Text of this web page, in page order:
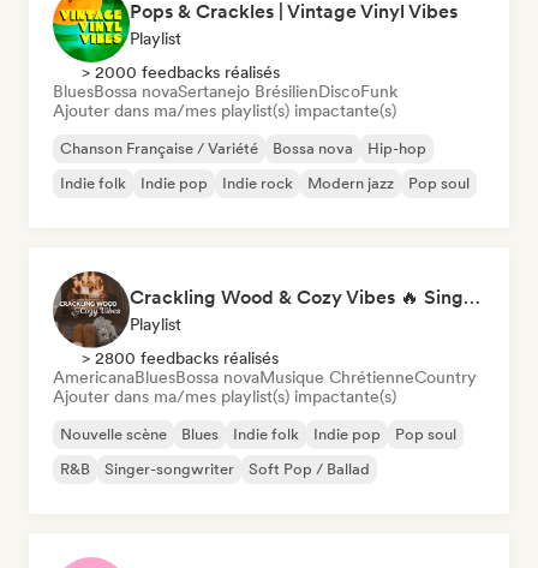
Pops & Crackles | Vintage Vinyl Vibes
Playlist
> 2000 feedbacks réalisés
BluesBossa novaSertanejo BrésilienDiscoFunk
Ajouter dans ma/mes playlist(s) impactante(s)
Chanson Française / Variété Bossa nova
Hip-hop
Indie folk
Indie pop Indie rock Modern jazz Pop soul
Crackling Wood & Cozy Vibes 🔥 Singer-Songwriter, Dream Pop & Bedroom Pop
Playlist
> 2800 feedbacks réalisés
AmericanaBluesBossa novaMusique ChrétienneCountry
Ajouter dans ma/mes playlist(s) impactante(s)
Nouvelle scène Blues Indie folk Indie pop
Pop soul
R&B
Singer-songwriter Soft Pop / Ballad